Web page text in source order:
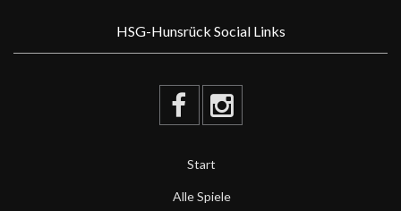
HSG-Hunsrück Social Links
Start
Alle Spiele